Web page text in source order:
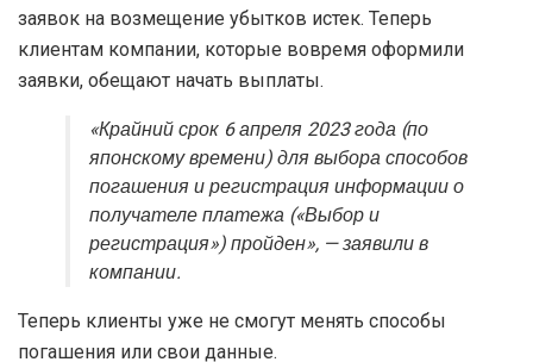
заявок на возмещение убытков истек. Теперь
клиентам компании, которые вовремя оформили
заявки, обещают начать выплаты.
«Крайний срок 6 апреля 2023 года (по
японскому времени) для выбора способов
погашения и регистрация информации о
получателе платежа («Выбор и
регистрация») пройден», — заявили в
компании.
Теперь клиенты уже не смогут менять способы
погашения или свои данные.